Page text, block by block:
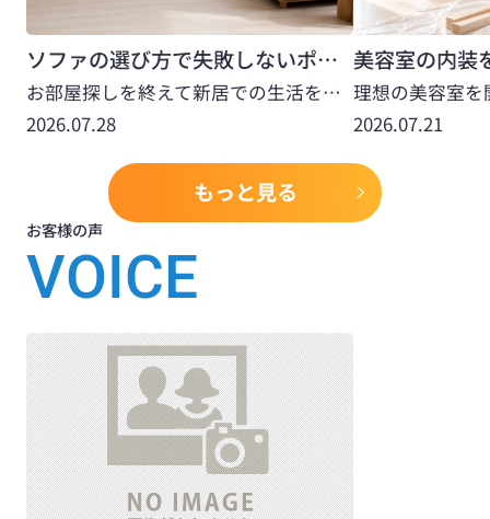
２DKタイプ・バス・トイレ別のお部屋です！横浜市南区の
不動産の事は横濱長者町不動産にお任せください！！
2026.07.23
【賃貸テラスハウスのご紹介】
賃料：１０．５万円、共益費：３，０００円、横浜市中区滝之
上１１４番地１、ＪＲ根岸線「根岸」駅徒歩１４分
住友林業施工のテラスハウスです ！コンパクトで使いやすい仕
様となっております！不動産のことは横濱長者町不動産にお任せ
2026.07.20
【賃貸マンションのご紹介】
☆藤和伊勢佐木ハイタウン☆
賃料：７万円、横浜市中区曙町１丁目３番地、ブルーライ
ン「伊勢佐木長者町」駅徒歩４分
鎌倉街道沿いオートロック付分譲賃貸マンション
浜市中区の不動産の事なら横濱長者町不動産にお任せくだ
さい！！
ソファの選び方で失敗しないポイントは？内部構造や張り地の特徴も解説
お部屋探しを終えて新居での生活を想像する際、くつろぎの時間を過ごすソファ選びに悩まれている方は多いのではないでしょうか。理想の住まいにぴったりの家具を見つけることは、毎日の暮らしをより豊かで快適なものにするための大切な一歩となります。本記事では、長く使い続けられるソファ選びのコツについて解説します。▼ 物件情報が見たい方はこちらをクリック ▼横浜市中区の賃貸物件一覧へ進む座り心地を左右するソファの内部構造ソファの座り心地は、表面の柔らかさだけでなく、フレームやベースといった内部構造に大きく左右されます。荷重を分散させるベースにはコイルスプリングなどが使われ、適度な反発力や柔軟性を生み出します。...
2026.07.28
2026.07.21
もっと見る
お客様の声
VOICE